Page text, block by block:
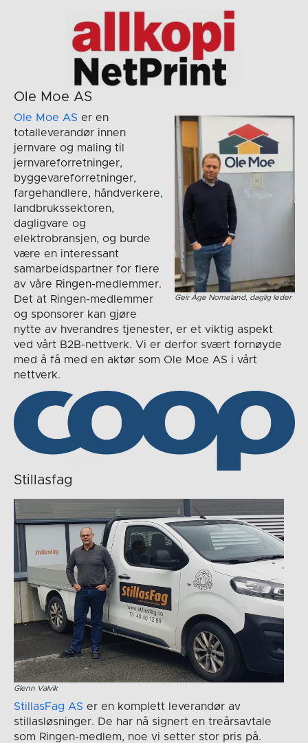
Ole Moe AS
Geir Åge Nomeland, daglig leder
Ole Moe AS er en
totalleverandør innen
jernvare og maling til
jernvareforretninger,
byggevareforretninger,
fargehandlere, håndverkere,
landbrukssektoren,
dagligvare og
elektrobransjen, og burde
være en interessant
samarbeidspartner for flere
av våre Ringen-medlemmer.
Det at Ringen-medlemmer
og sponsorer kan gjøre
nytte av hverandres tjenester, er et viktig aspekt
ved vårt B2B-nettverk. Vi er derfor svært fornøyde
med å få med en aktør som Ole Moe AS i vårt
nettverk.
Stillasfag
Glenn Valvik
StillasFag AS er en komplett leverandør av
stillasløsninger. De har nå signert en treårsavtale
som Ringen-medlem, noe vi setter stor pris på.